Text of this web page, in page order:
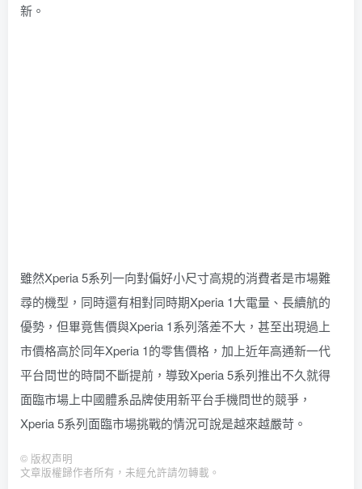
新。
雖然Xperia 5系列一向對偏好小尺寸高規的消費者是市場難
尋的機型，同時還有相對同時期Xperia 1大電量、長續航的
優勢，但畢竟售價與Xperia 1系列落差不大，甚至出現過上
市價格高於同年Xperia 1的零售價格，加上近年高通新一代
平台問世的時間不斷提前，導致Xperia 5系列推出不久就得
面臨市場上中國體系品牌使用新平台手機問世的競爭，
Xperia 5系列面臨市場挑戰的情況可說是越來越嚴苛。
© 版权声明
文章版權歸作者所有，未經允許請勿轉載。